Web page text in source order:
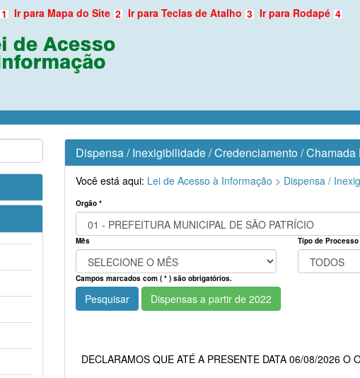
1 Ir para Mapa do Site 2 Ir para Teclas de Atalho 3 Ir para Rodapé 4
Dispensa / Inexigibilidade / Credenciamento / Chamada
Você está aqui: Lei de Acesso à Informação > Dispensa /
Orgão *
Mês Tipo de Processo
Campos marcados com ( * ) são obrigatórios.
Pesquisar Dispensas a partir de 2022
DECLARAMOS QUE ATÉ A PRESENTE DATA 06/08/2026 O